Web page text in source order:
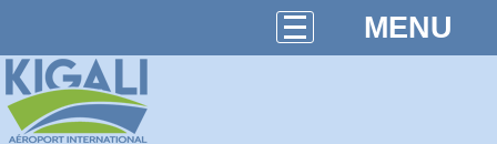
MENU